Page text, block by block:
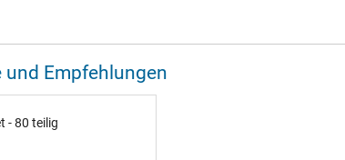
und Empfehlungen
- 80 teilig